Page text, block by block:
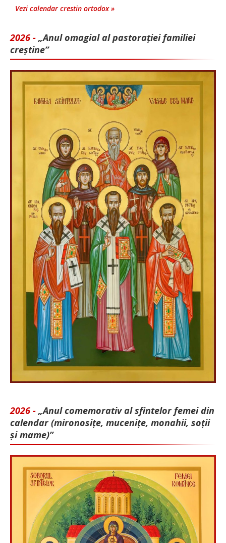
Vezi calendar crestin ortodox »
2026 - „Anul omagial al pastorației familiei
creștine”
2026 - „Anul comemorativ al sfintelor femei din
calendar (mironosițe, mu­cenițe, monahii, soții
și mame)”